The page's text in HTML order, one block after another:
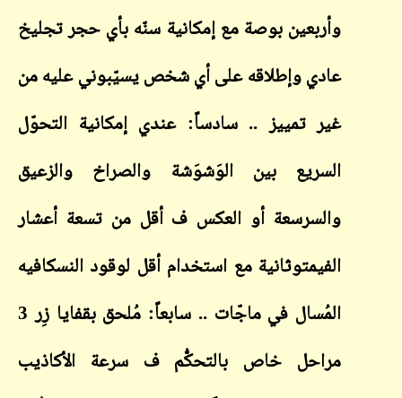
وأربعين بوصة مع إمكانية سنّه بأي حجر تجليخ
عادي وإطلاقه على أي شخص يسيّبوني عليه من
غير تمييز .. سادساً: عندي إمكانية التحوّل
السريع بين الوَشوَشة والصراخ والزعيق
والسرسعة أو العكس ف أقل من تسعة أعشار
الفيمتوثانية مع استخدام أقل لوقود النسكافيه
المُسال في ماجّات .. سابعاً: مُلحق بقفايا زِر 3
مراحل خاص بالتحكُّم ف سرعة الأكاذيب